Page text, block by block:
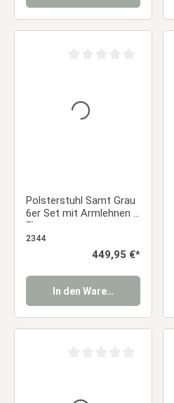
Polsterstuhl Samt Grau
6er Set mit Armlehnen –
Elegante
Esszimmerstühle
2344
Regulärer Preis:
449,95 €*
In den Warenkorb